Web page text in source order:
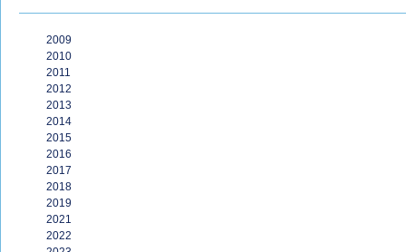
2009
2010
2011
2012
2013
2014
2015
2016
2017
2018
2019
2021
2022